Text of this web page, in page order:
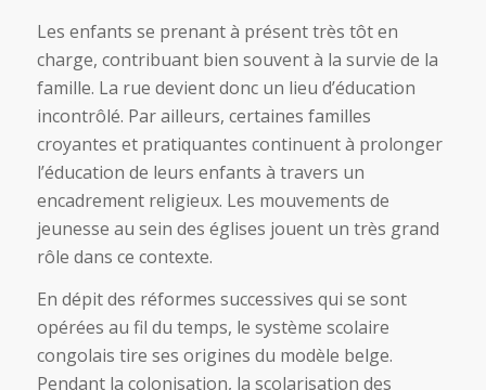
Les enfants se prenant à présent très tôt en
charge, contribuant bien souvent à la survie de la
famille. La rue devient donc un lieu d’éducation
incontrôlé. Par ailleurs, certaines familles
croyantes et pratiquantes continuent à prolonger
l’éducation de leurs enfants à travers un
encadrement religieux. Les mouvements de
jeunesse au sein des églises jouent un très grand
rôle dans ce contexte.
En dépit des réformes successives qui se sont
opérées au fil du temps, le système scolaire
congolais tire ses origines du modèle belge.
Pendant la colonisation, la scolarisation des